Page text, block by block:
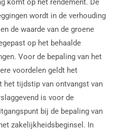
komt op het rendement. De
wordt in de verhouding
de waarde van de groene
op het behaalde
Voor de bepaling van het
voordelen geldt het
het tijdstip van ontvangst van
is voor de
bij de bepaling van
zakelijkheidsbeginsel. In